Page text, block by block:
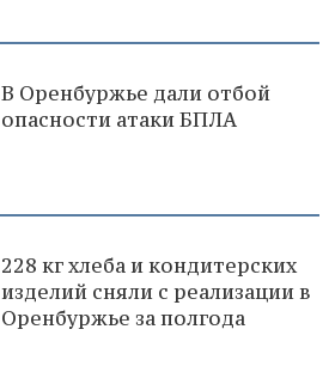
В Оренбуржье дали отбой
опасности атаки БПЛА
228 кг хлеба и кондитерских
изделий сняли с реализации в
Оренбуржье за полгода